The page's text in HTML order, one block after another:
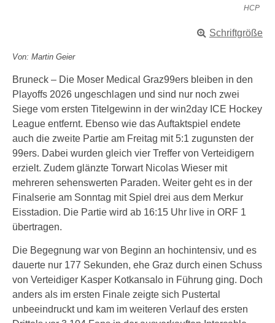
HCP
Schriftgröße
Von: Martin Geier
Bruneck – Die Moser Medical Graz99ers bleiben in den
Playoffs 2026 ungeschlagen und sind nur noch zwei
Siege vom ersten Titelgewinn in der win2day ICE Hockey
League entfernt. Ebenso wie das Auftaktspiel endete
auch die zweite Partie am Freitag mit 5:1 zugunsten der
99ers. Dabei wurden gleich vier Treffer von Verteidigern
erzielt. Zudem glänzte Torwart Nicolas Wieser mit
mehreren sehenswerten Paraden. Weiter geht es in der
Finalserie am Sonntag mit Spiel drei aus dem Merkur
Eisstadion. Die Partie wird ab 16:15 Uhr live in ORF 1
übertragen.
Die Begegnung war von Beginn an hochintensiv, und es
dauerte nur 177 Sekunden, ehe Graz durch einen Schuss
von Verteidiger Kasper Kotkansalo in Führung ging. Doch
anders als im ersten Finale zeigte sich Pustertal
unbeeindruckt und kam im weiteren Verlauf des ersten